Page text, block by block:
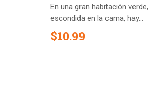
En una gran habitación verde,
escondida en la cama, hay...
$10.99